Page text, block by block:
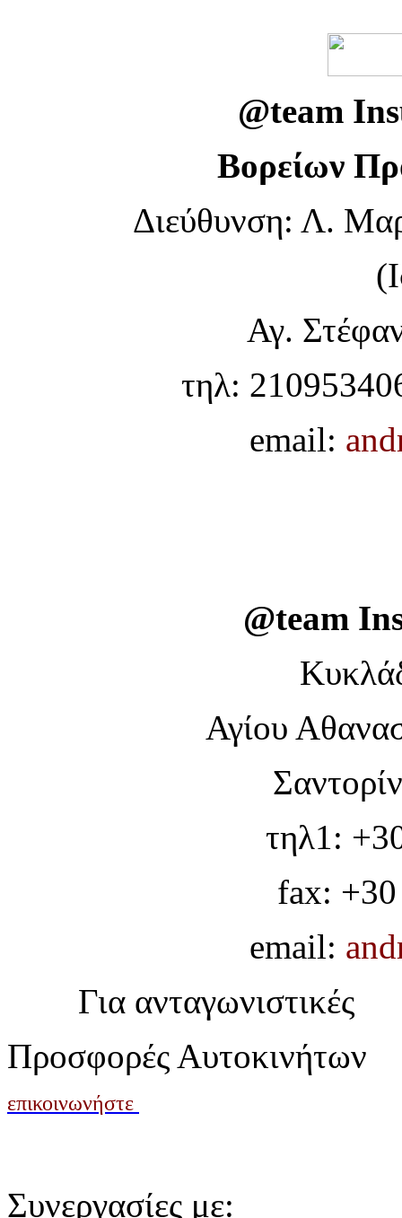
@team
Βορείων
Διεύθυνση: Λ.
Αγ.
τηλ:
email:
@team
Αγίου
τηλ1:
fax:
email:
Για ανταγωνιστικές
Προσφορές Αυτοκινήτων
επικοινωνήστε
Συνεργασίες με: